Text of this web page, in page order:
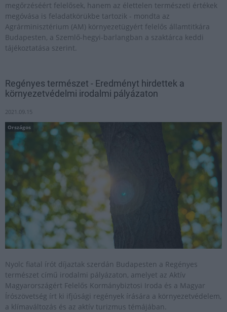
megőrzéséért felelősek, hanem az élettelen természeti értékek
megóvása is feladatkörükbe tartozik - mondta az
Agrárminisztérium (AM) környezetügyért felelős államtitkára
Budapesten, a Szemlő-hegyi-barlangban a szaktárca keddi
tájékoztatása szerint.
Regényes természet - Eredményt hirdettek a
környezetvédelmi irodalmi pályázaton
2021.09.15
Országos
Nyolc fiatal írót díjaztak szerdán Budapesten a Regényes
természet című irodalmi pályázaton, amelyet az Aktív
Magyarországért Felelős Kormánybiztosi Iroda és a Magyar
Írószövetség írt ki ifjúsági regények írására a környezetvédelem,
a klímaváltozás és az aktív turizmus témájában.